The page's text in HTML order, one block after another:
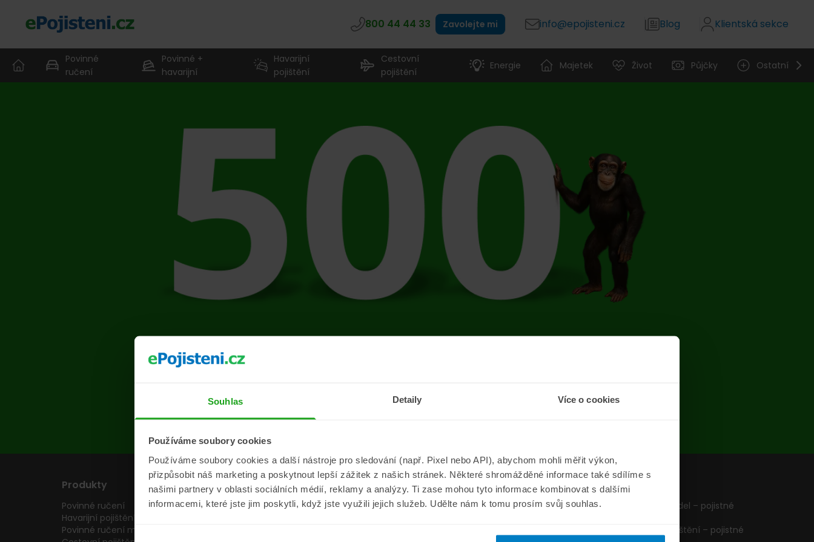
Souhlas Detaily Více o cookies
Používáme soubory cookies
Používáme soubory cookies a další nástroje pro sledování (např. Pixel nebo API), abychom mohli měřit výkon,
přizpůsobit náš marketing a poskytnout lepší zážitek z našich stránek. Některé shromážděné informace také sdílíme s
našimi partnery v oblasti sociálních médií, reklamy a analýzy. Ti zase mohou tyto informace kombinovat s dalšími
informacemi, které jste jim poskytli, když jste využili jejich služeb. Udělte nám k tomu prosím svůj souhlas.
800 44 44 33 Zavolejte mi info@epojisteni.cz Blog Klientská sekce
Povinné
ručení
Povinné +
havarijní
Havarijní
pojištění
Cestovní
pojištění
Energie Majetek Život Půjčky Ostatní
Na stránce se vyskytla chyba
Přejít na úvodní stránku
Produkty
Povinné ručení
Havarijní pojištění
Povinné ručení motocyklu
Pojišťovny
Pojišťovny
Informace
Aktuality
ePojisteni.cz
O nás
Formuláře
Pojištění vozidel – pojistné
Cestovní pojištění – pojistné